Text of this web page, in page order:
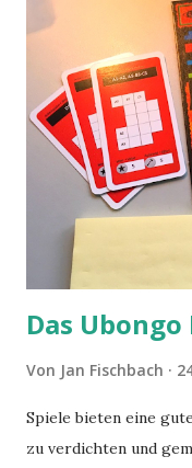
Das Ubongo
Von Jan Fischbach
Spiele bieten eine
zu verdichten und